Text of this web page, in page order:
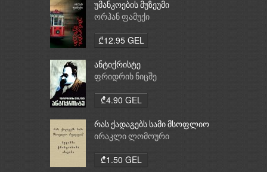
უმანკოების მუზეუმი
ორჰან ფამუქი
₾12.95 GEL
ანტიქრისტე
ფრიდრიხ ნიცშე
₾4.90 GEL
რას ქადაგებს სამი მსოფლიო
რელიგია: ბუდიზმი,
ირაკლი ლომოური
₾1.50 GEL